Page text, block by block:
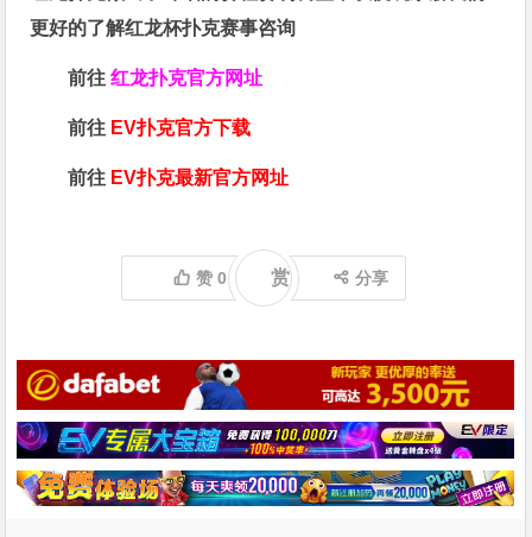
更好的了解红龙杯扑克赛事咨询
前往红龙扑克官方网址
前往 EV扑克官方下载
前往 EV扑克最新官方网址
赞0 赏 分享